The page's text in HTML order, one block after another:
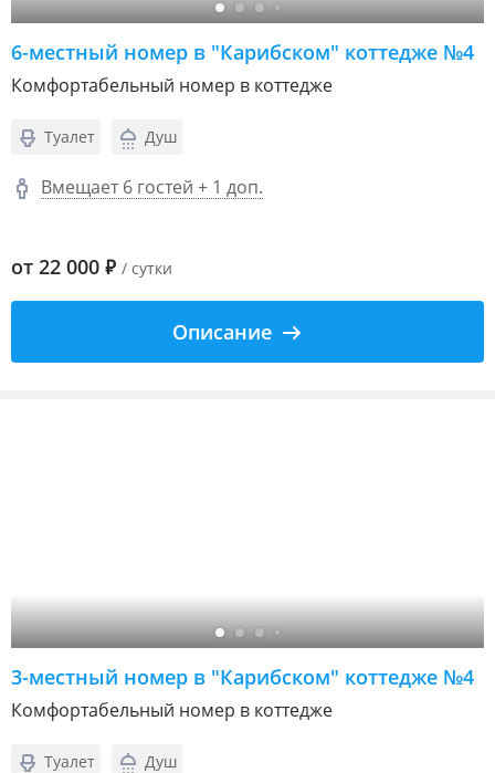
6-местный номер в "Карибском" коттедже №4
Комфортабельный номер в коттедже
Туалет Душ
Вмещает 6 гостей + 1 доп.
от 22 000 ₽ / сутки
Описание
3-местный номер в "Карибском" коттедже №4
Комфортабельный номер в коттедже
Туалет Душ